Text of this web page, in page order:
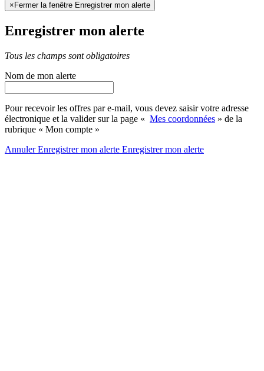
× Fermer la fenêtre Enregistrer mon alerte
Enregistrer mon alerte
Tous les champs sont obligatoires
Nom de mon alerte
Pour recevoir les offres par e-mail, vous devez saisir votre adresse
électronique et la valider sur la page « Mes coordonnées » de la
rubrique « Mon compte »
AnnulerEnregistrer mon alerte Enregistrermon alerte